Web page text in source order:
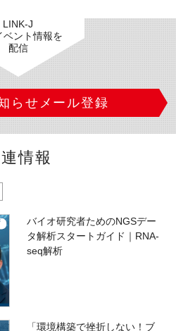
LINK-J
ベント情報を
配信
らせメール登録
情報
バイオ研究者ためのNGSデー
タ解析スタートガイド｜RNA-
seq解析
「環境構築で挫折しない！ブ